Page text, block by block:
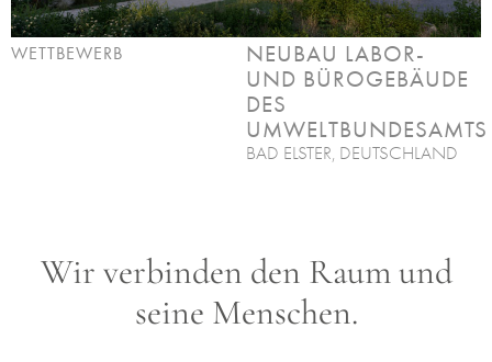
WETTBEWERB
NEUBAU LABOR-
UND BÜROGEBÄUDE
DES
UMWELTBUNDESAMTS
BAD ELSTER, DEUTSCHLAND
Wir verbinden den Raum und
seine Menschen.